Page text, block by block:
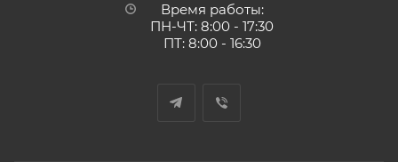
Время работы:
ПН-ЧТ: 8:00 - 17:30
ПТ: 8:00 - 16:30